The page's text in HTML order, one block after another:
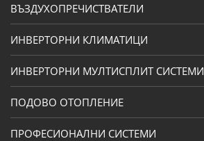
ВЪЗДУХОПРЕЧИСТВАТЕЛИ
ИНВЕРТОРНИ КЛИМАТИЦИ
ИНВЕРТОРНИ МУЛТИСПЛИТ СИСТЕМИ
ПОДОВО ОТОПЛЕНИЕ
ПРОФЕСИОНАЛНИ СИСТЕМИ